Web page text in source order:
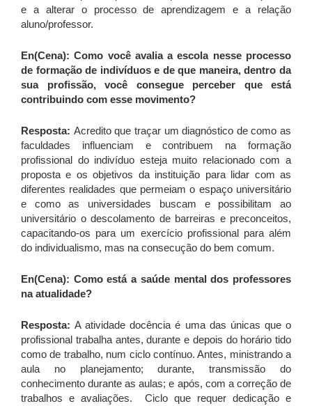
e a alterar o processo de aprendizagem e a relação
aluno/professor.
En(Cena): Como você avalia a escola nesse processo
de formação de indivíduos e de que maneira, dentro da
sua profissão, você consegue perceber que está
contribuindo com esse movimento?
Resposta: Acredito que traçar um diagnóstico de como as
faculdades influenciam e contribuem na formação
profissional do indivíduo esteja muito relacionado com a
proposta e os objetivos da instituição para lidar com as
diferentes realidades que permeiam o espaço universitário
e como as universidades buscam e possibilitam ao
universitário o descolamento de barreiras e preconceitos,
capacitando-os para um exercício profissional para além
do individualismo, mas na consecução do bem comum.
En(Cena): Como está a saúde mental dos professores
na atualidade?
Resposta:A atividade docência é uma das únicas que o
profissional trabalha antes, durante e depois do horário tido
como de trabalho, num ciclo contínuo. Antes, ministrando a
aula no planejamento; durante, transmissão do
conhecimento durante as aulas; e após, com a correção de
trabalhos e avaliações. Ciclo que requer dedicação e